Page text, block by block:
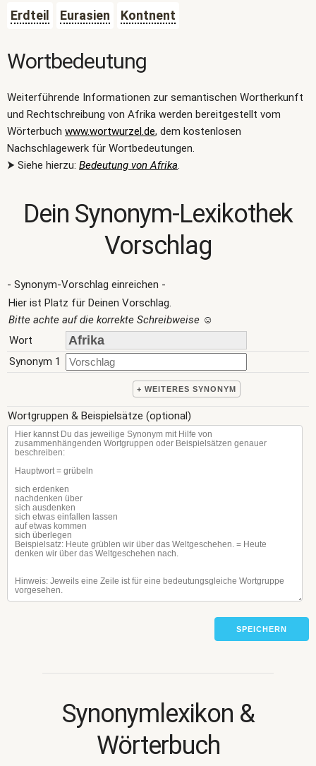
Erdteil Eurasien Kontnent
Wortbedeutung
Weiterführende Informationen zur semantischen Wortherkunft
und Rechtschreibung von Afrika werden bereitgestellt vom
Wörterbuch www.wortwurzel.de, dem kostenlosen
Nachschlagewerk für Wortbedeutungen.
⮞ Siehe hierzu: Bedeutung von Afrika.
Dein Synonym-Lexikothek
Vorschlag
- Synonym-Vorschlag einreichen -
Hier ist Platz für Deinen Vorschlag.
Bitte achte auf die korrekte Schreibweise ☺
Wort
Synonym 1
+ WEITERES SYNONYM
Wortgruppen & Beispielsätze (optional)
SPEICHERN
Synonymlexikon &
Wörterbuch